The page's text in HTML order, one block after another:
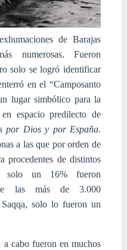
de Barajas
numerosas. Fueron
solo se logró identificar
en el “Camposanto
lugar simbólico para la
espacio predilecto de
por Dios y por España.
a las que por orden de
procedentes de distintos
solo un 16% fueron
las más de 3.000
Saqqa, solo lo fueron un
a cabo fueron en muchos